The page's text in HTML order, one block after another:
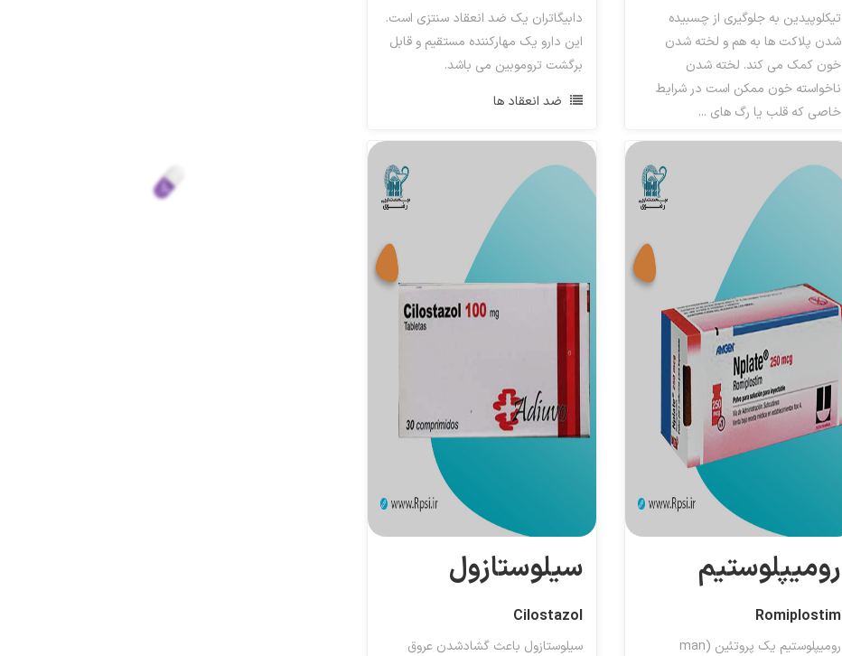
تیکلوپیدین به جلوگیری از چسبیده
شدن پلاکت ها به هم و لخته شدن
خون کمک می کند. لخته شدن
ناخواسته خون ممکن است در شرایط
خاصی که قلب یا رگ های ...
دابیگاتران یک ضد انعقاد سنتزی است.
این دارو یک مهارکننده مستقیم و قابل
برگشت تروموبین می باشد.
ضد انعقاد ها
رومیپلوستیم
Romiplostim
رومیپلوستیم یک پروتئین (man
سیلوستازول
Cilostazol
سیلوستازول باعث گشادشدن عروق